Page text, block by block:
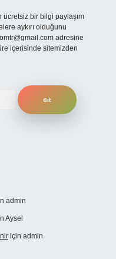
ücretsiz bir bilgi paylaşım
aykırı olduğunu
adresine
içerisinde sitemizden
admin
Aysel
için admin